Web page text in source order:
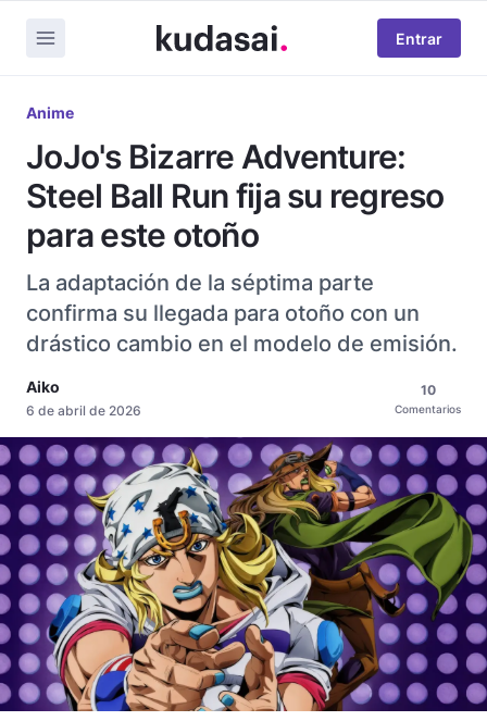
Entrar
Anime
JoJo's Bizarre Adventure:
Steel Ball Run fija su regreso
para este otoño
La adaptación de la séptima parte
confirma su llegada para otoño con un
drástico cambio en el modelo de emisión.
Aiko
6 de abril de 2026
10
Comentarios